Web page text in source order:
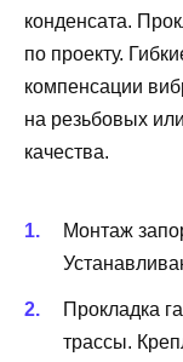
конденсата.
по проекту.
компенсации
на резьбовых
качества.
Монтаж
Прокладка
трассы.